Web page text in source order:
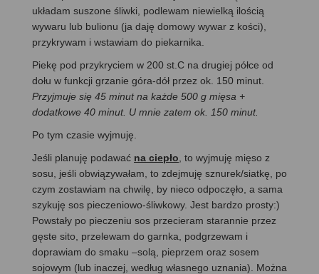
układam suszone śliwki, podlewam niewielką ilością
wywaru lub bulionu (ja daję domowy wywar z kości),
przykrywam i wstawiam do piekarnika.
Piekę pod przykryciem w 200 st.C na drugiej półce od
dołu w funkcji grzanie góra-dół przez ok. 150 minut.
Przyjmuje się 45 minut na każde 500 g mięsa +
dodatkowe 40 minut. U mnie zatem ok. 150 minut.
Po tym czasie wyjmuję.
Jeśli planuję podawać na ciepło , to wyjmuję mięso z
sosu, jeśli obwiązywałam, to zdejmuję sznurek/siatkę, po
czym zostawiam na chwilę, by nieco odpoczęło, a sama
szykuję sos pieczeniowo-śliwkowy. Jest bardzo prosty:)
Powstały po pieczeniu sos przecieram starannie przez
gęste sito, przelewam do garnka, podgrzewam i
doprawiam do smaku –solą, pieprzem oraz sosem
sojowym (lub inaczej, według własnego uznania). Można